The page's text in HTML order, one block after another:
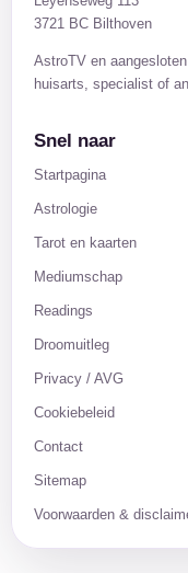
3721 BC Bilthoven
AstroTV en
huisarts, specialist of
Snel naar
Startpagina
Astrologie
Tarot en kaarten
Mediumschap
Readings
Droomuitleg
Privacy / AVG
Cookiebeleid
Contact
Sitemap
Voorwaarden &